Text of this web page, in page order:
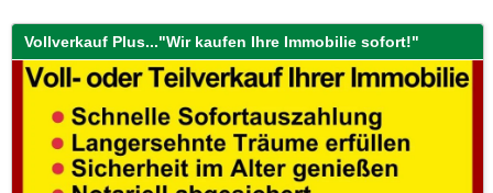
Vollverkauf Plus..."Wir kaufen Ihre Immobilie sofort!"